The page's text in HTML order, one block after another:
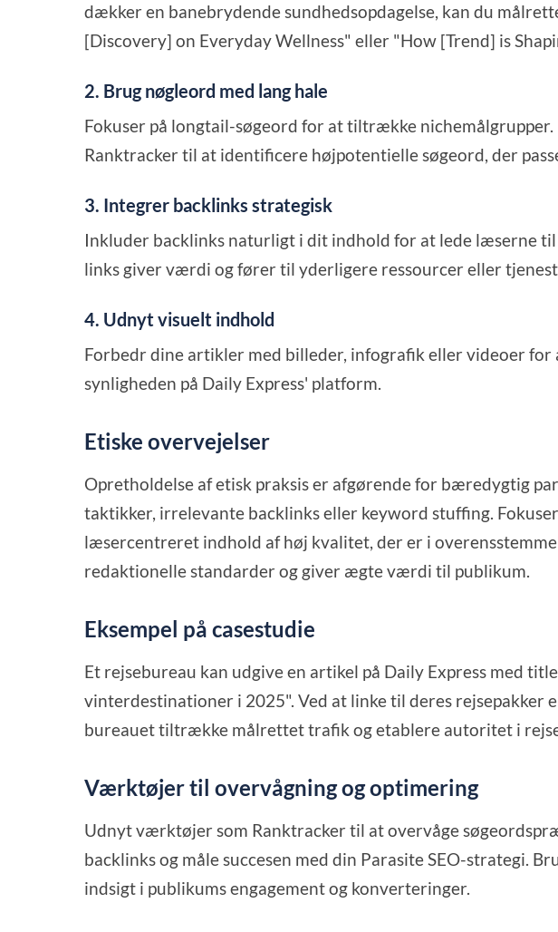
dækker en banebrydende sundhedsopdagelse, kan du
[Discovery] on Everyday Wellness" eller "How [Trend] is
2. Brug nøgleord med lang hale
Fokuser på longtail-søgeord for at tiltrække
Ranktracker til at identificere højpotentielle søgeord, der
3. Integrer backlinks strategisk
Inkluder backlinks naturligt i dit indhold for at lede læserne til
links giver værdi og fører til yderligere ressourcer eller
4. Udnyt visuelt indhold
Forbedr dine artikler med billeder, infografik eller videoer for
synligheden på Daily Express' platform.
Etiske overvejelser
Opretholdelse af etisk praksis er afgørende for bæredygtig
taktikker, irrelevante backlinks eller keyword stuffing.
læsercentreret indhold af høj kvalitet, der er i
redaktionelle standarder og giver ægte værdi til publikum.
Eksempel på casestudie
Et rejsebureau kan udgive en artikel på Daily Express med
vinterdestinationer i 2025". Ved at linke til deres rejsepakker
bureauet tiltrække målrettet trafik og etablere autoritet i
Værktøjer til overvågning og optimering
Udnyt værktøjer som Ranktracker til at overvåge
backlinks og måle succesen med din Parasite SEO-strategi.
indsigt i publikums engagement og konverteringer.